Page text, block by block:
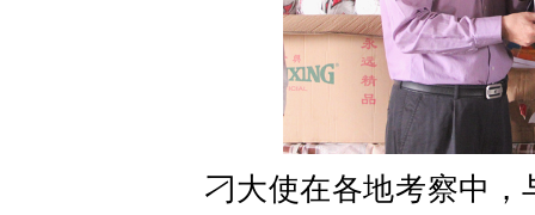
刁大使在各地考察中，